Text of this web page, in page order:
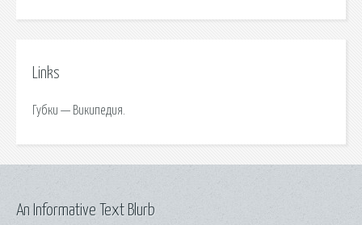
Links
Губки — Википедия.
An Informative Text Blurb